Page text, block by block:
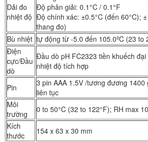
Dải đo
nhiệt độ
Độ phân giải: 0.1°C / 0.1°F
Độ chính xác: ±0.5°C (đến 60°C);
thang đo)
Bù nhiệt tự động từ -5.0 đến 105.0ºC (23 to
Điện
cực/Đầu
dò
Đầu dò pH FC2323 tiền khuếch đại
nhiệt độ tích hợp
Pin
3 pin AAA 1.5V /tương đương 1400
liên tục
Môi
trường
0 to 50°C (32 to 122°F); RH max
Kích
thước
154 x 63 x 30 mm